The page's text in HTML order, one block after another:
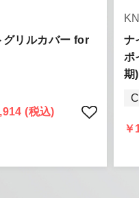
きます。
グリルカバー for
(税込)
ナ
ポ
期)
￥